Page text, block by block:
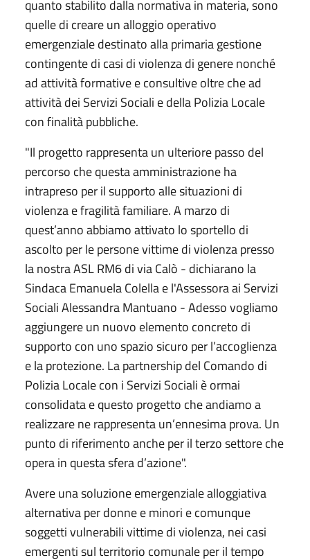
quanto stabilito dalla normativa in materia, sono
quelle di creare un alloggio operativo
emergenziale destinato alla primaria gestione
contingente di casi di violenza di genere nonché
ad attività formative e consultive oltre che ad
attività dei Servizi Sociali e della Polizia Locale
con finalità pubbliche.
"Il progetto rappresenta un ulteriore passo del
percorso che questa amministrazione ha
intrapreso per il supporto alle situazioni di
violenza e fragilità familiare. A marzo di
quest’anno abbiamo attivato lo sportello di
ascolto per le persone vittime di violenza presso
la nostra ASL RM6 di via Calò - dichiarano la
Sindaca Emanuela Colella e l'Assessora ai Servizi
Sociali Alessandra Mantuano - Adesso vogliamo
aggiungere un nuovo elemento concreto di
supporto con uno spazio sicuro per l’accoglienza
e la protezione. La partnership del Comando di
Polizia Locale con i Servizi Sociali è ormai
consolidata e questo progetto che andiamo a
realizzare ne rappresenta un’ennesima prova. Un
punto di riferimento anche per il terzo settore che
opera in questa sfera d’azione".
Avere una soluzione emergenziale alloggiativa
alternativa per donne e minori e comunque
soggetti vulnerabili vittime di violenza, nei casi
emergenti sul territorio comunale per il tempo